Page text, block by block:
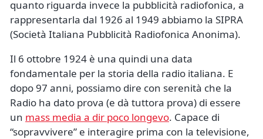
quanto riguarda invece la pubblicità radiofonica, a
rappresentarla dal 1926 al 1949 abbiamo la SIPRA
(Società Italiana Pubblicità Radiofonica Anonima).
Il 6 ottobre 1924 è una quindi una data
fondamentale per la storia della radio italiana. E
dopo 97 anni, possiamo dire con serenità che la
Radio ha dato prova (e dà tuttora prova) di essere
un mass media a dir poco longevo. Capace di
“sopravvivere” e interagire prima con la televisione,